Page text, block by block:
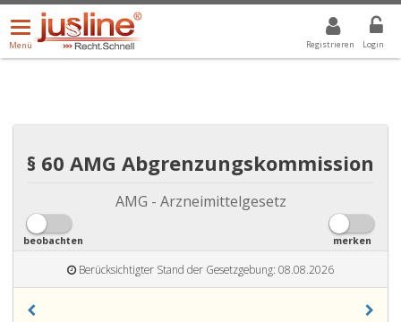
Registrieren Login
Menü
öffnen/schließen
Menü
ALLE DROPDOWN: GEWÄHLTER WERT IST ALLE
§ 60 AMG Abgrenzungskommission
AMG - Arzneimittelgesetz
beobachten merken
Berücksichtigter Stand der Gesetzgebung: 08.08.2026